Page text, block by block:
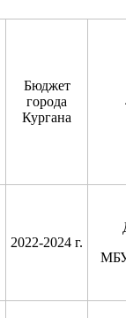
Бюджет
города
Кургана
2022-2024 г.